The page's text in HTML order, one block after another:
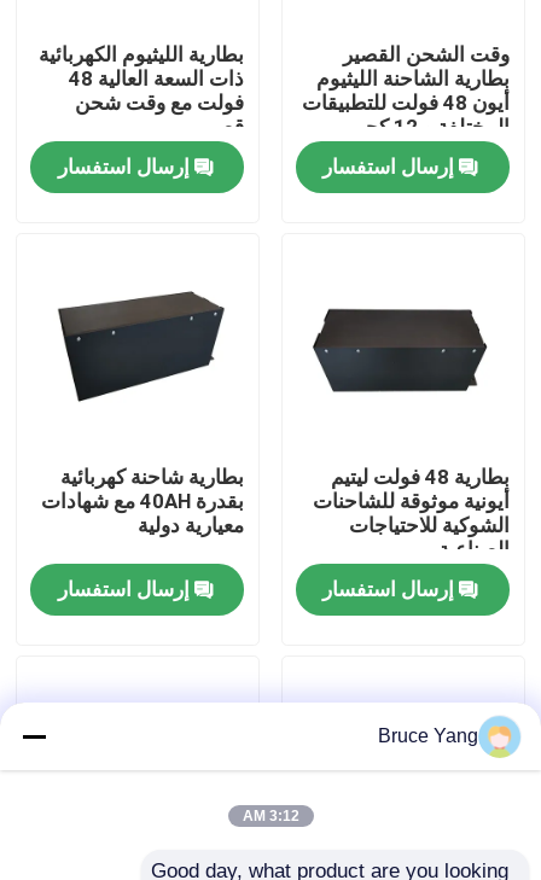
بيت
معلومات عنا
رقابة جودة
اطلب اقتباس
بطارية ليثيوم أيون رافعة شوكية كهربائية
بطارية شاحنة البليت
وقت الشحن القصير
بطارية الشاحنة الليثيوم
أيون 48 فولت للتطبيقات
المختلفة و 12 كجم
خفيفة الوزن
إرسال استفسار
بطارية الليثيوم الكهربائية
ذات السعة العالية 48
فولت مع وقت شحن
قصير
إرسال استفسار
بطارية 48 فولت ليتيم
أيونية موثوقة للشاحنات
الشوكية للاحتياجات
الصناعية
إرسال استفسار
بطارية شاحنة كهربائية
بقدرة 40AH مع شهادات
معيارية دولية
إرسال استفسار
Bruce Yang
3:12 AM
Good day, what product are you looking